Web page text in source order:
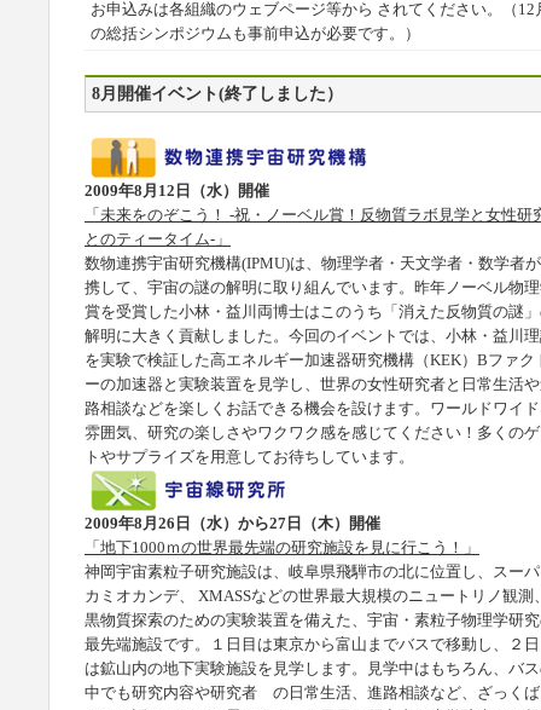
お申込みは各組織のウェブページ等から されてください。（12
の総括シンポジウムも事前申込が必要です。）
8月開催イベント(終了しました）
2009年8月12日（水）開催
「未来をのぞこう！ -祝・ノーベル賞！反物質ラボ見学と女性研
とのティータイム-」
数物連携宇宙研究機構(IPMU)は、物理学者・天文学者・数学者
携して、宇宙の謎の解明に取り組んでいます。昨年ノーベル物
賞を受賞した小林・益川両博士はこのうち「消えた反物質の謎
解明に大きく貢献しました。今回のイベントでは、小林・益川
を実験で検証した高エネルギー加速器研究機構（KEK）Bファク
ーの加速器と実験装置を見学し、世界の女性研究者と日常生活
路相談などを楽しくお話できる機会を設けます。ワールドワイ
雰囲気、研究の楽しさやワクワク感を感じてください！多くの
トやサプライズを用意してお待ちしています。
2009年8月26日（水）から27日（木）開催
「地下1000ｍの世界最先端の研究施設を見に行こう！」
神岡宇宙素粒子研究施設は、岐阜県飛騨市の北に位置し、スー
カミオカンデ、 XMASSなどの世界最大規模のニュートリノ観測
黒物質探索のための実験装置を備えた、宇宙・素粒子物理学研
最先端施設です。１日目は東京から富山までバスで移動し、２
は鉱山内の地下実験施設を見学します。見学中はもちろん、バ
中でも研究内容や研究者 の日常生活、進路相談など、ざっく